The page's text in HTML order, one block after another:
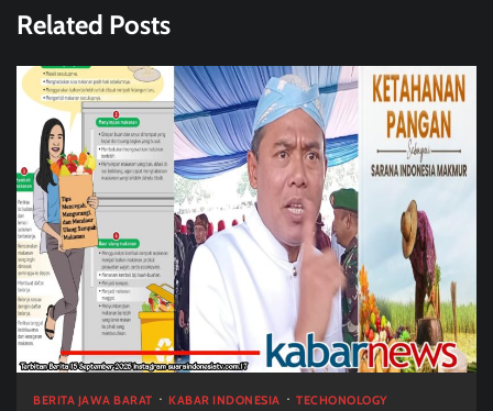
Related Posts
BERITA JAWA BARAT KABAR INDONESIA TECHONOLOGY